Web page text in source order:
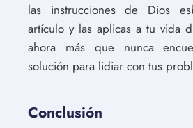
las instrucciones de Dios
artículo y las aplicas a tu vida
ahora más que nunca
solución para lidiar con tus
Conclusión